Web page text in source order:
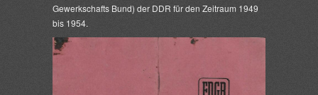
Gewerkschafts Bund) der DDR für den Zeitraum 1949
bis 1954.